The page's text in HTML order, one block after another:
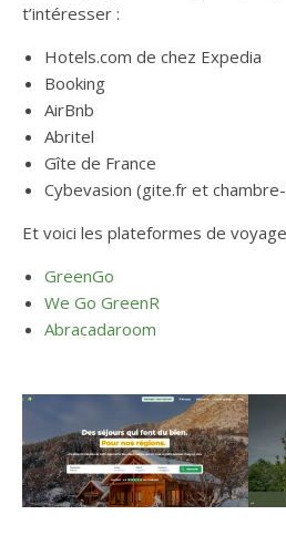
t’intéresser :
Hotels.com de chez Expedia
Booking
AirBnb
Abritel
Gîte de France
Cybevasion (gite.fr et
Et voici les plateformes de
GreenGo
We Go GreenR
Abracadaroom